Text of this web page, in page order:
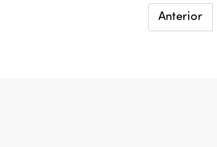
Anterior